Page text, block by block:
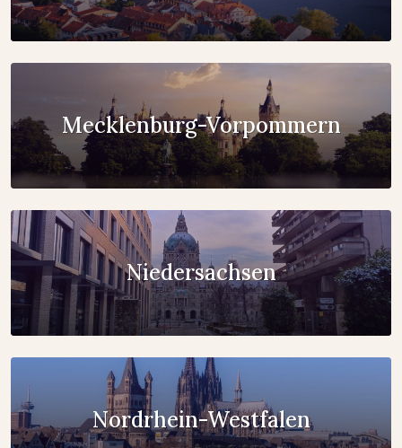
Mecklenburg-Vorpommern
Niedersachsen
Nordrhein-Westfalen